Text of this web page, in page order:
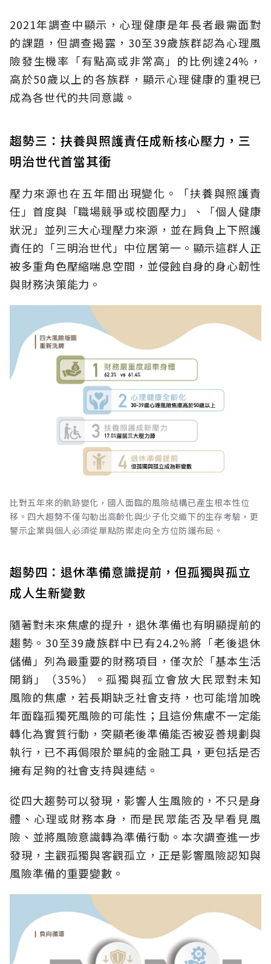
2021年調查中顯示，心理健康是年長者最需面對
的課題，但調查揭露，30至39歲族群認為心理風
險發生機率「有點高或非常高」的比例達24%，
高於50歲以上的各族群，顯示心理健康的重視已
成為各世代的共同意識。
趨勢三：扶養與照護責任成新核心壓力，三
明治世代首當其衝
壓力來源也在五年間出現變化。「扶養與照護責
任」首度與「職場競爭或校園壓力」、「個人健康
狀況」並列三大心理壓力來源，並在肩負上下照護
責任的「三明治世代」中位居第一。顯示這群人正
被多重角色壓縮喘息空間，並侵蝕自身的身心韌性
與財務決策能力。
比對五年來的軌跡變化，國人面臨的風險結構已產生根本性位
移。四大趨勢不僅勾勒出高齡化與少子化交織下的生存考驗，更
警示企業與個人必須從單點防禦走向全方位防護布局。
趨勢四：退休準備意識提前，但孤獨與孤立
成人生新變數
隨著對未來焦慮的提升，退休準備也有明顯提前的
趨勢。30至39歲族群中已有24.2%將「老後退休
儲備」列為最重要的財務項目，僅次於「基本生活
開銷」（35%）。孤獨與孤立會放大民眾對未知
風險的焦慮，若長期缺乏社會支持，也可能增加晚
年面臨孤獨死風險的可能性；且這份焦慮不一定能
轉化為實質行動，突顯老後準備能否被妥善規劃與
執行，已不再侷限於單純的金融工具，更包括是否
擁有足夠的社會支持與連結。
從四大趨勢可以發現，影響人生風險的，不只是身
體、心理或財務本身，而是民眾能否及早看見風
險、並將風險意識轉為準備行動。本次調查進一步
發現，主觀孤獨與客觀孤立，正是影響風險認知與
風險準備的重要變數。